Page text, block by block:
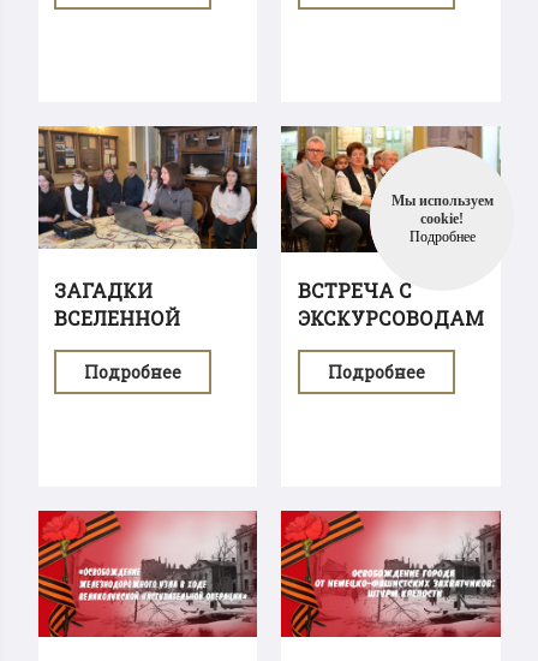
ЗАГАДКИ
ВСЕЛЕННОЙ
Подробнее
ВСТРЕЧА С
ЭКСКУРСОВОДАМИ
МУЗЕЯ
Подробнее
Мы используем
cookie!
Подробнее